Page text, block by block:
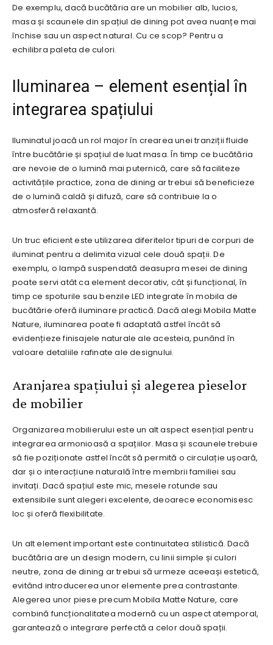
De exemplu, dacă bucătăria are un mobilier alb, lucios,
masa și scaunele din spațiul de dining pot avea nuanțe mai
închise sau un aspect natural. Cu ce scop? Pentru a
echilibra paleta de culori.
Iluminarea – element esențial în
integrarea spațiului
Iluminatul joacă un rol major în crearea unei tranziții fluide
între bucătărie și spațiul de luat masa. În timp ce bucătăria
are nevoie de o lumină mai puternică, care să faciliteze
activitățile practice, zona de dining ar trebui să beneficieze
de o lumină caldă și difuză, care să contribuie la o
atmosferă relaxantă.
Un truc eficient este utilizarea diferitelor tipuri de corpuri de
iluminat pentru a delimita vizual cele două spații. De
exemplu, o lampă suspendată deasupra mesei de dining
poate servi atât ca element decorativ, cât și funcțional, în
timp ce spoturile sau benzile LED integrate în mobila de
bucătărie oferă iluminare practică. Dacă alegi Mobila Matte
Nature, iluminarea poate fi adaptată astfel încât să
evidențieze finisajele naturale ale acesteia, punând în
valoare detaliile rafinate ale designului.
Aranjarea spațiului și alegerea pieselor
de mobilier
Organizarea mobilierului este un alt aspect esențial pentru
integrarea armonioasă a spațiilor. Masa și scaunele trebuie
să fie poziționate astfel încât să permită o circulație ușoară,
dar și o interacțiune naturală între membrii familiei sau
invitați. Dacă spațiul este mic, mesele rotunde sau
extensibile sunt alegeri excelente, deoarece economisesc
loc și oferă flexibilitate.
Un alt element important este continuitatea stilistică. Dacă
bucătăria are un design modern, cu linii simple și culori
neutre, zona de dining ar trebui să urmeze aceeași estetică,
evitând introducerea unor elemente prea contrastante.
Alegerea unor piese precum Mobila Matte Nature, care
combină funcționalitatea modernă cu un aspect atemporal,
garantează o integrare perfectă a celor două spații.